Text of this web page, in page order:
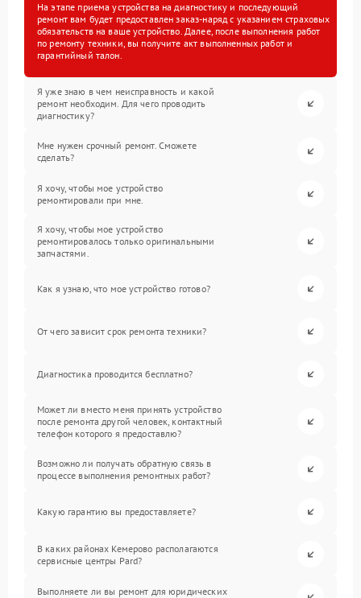
На этапе приема устройства на диагностику и последующий
ремонт вам будет предоставлен заказ-наряд с указанием страховых
обязательств на ваше устройство. Далее, после выполнения работ
по ремонту техники, вы получите акт выполненных работ и
гарантийный талон.
Я уже знаю в чем неисправность и какой
ремонт необходим. Для чего проводить
диагностику?
Мне нужен срочный ремонт. Сможете
сделать?
Я хочу, чтобы мое устройство
ремонтировали при мне.
Я хочу, чтобы мое устройство
ремонтировалось только оригинальными
запчастями.
Как я узнаю, что мое устройство готово?
От чего зависит срок ремонта техники?
Диагностика проводится бесплатно?
Может ли вместо меня принять устройство
после ремонта другой человек, контактный
телефон которого я предоставлю?
Возможно ли получать обратную связь в
процессе выполнения ремонтных работ?
Какую гарантию вы предоставляете?
В каких районах Кемерово располагаются
сервисные центры Pard?
Выполняете ли вы ремонт для юридических